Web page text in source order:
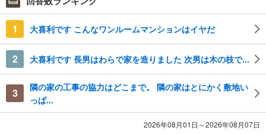
1 大喜利です こんなワンルームマンションはイヤだ
2 大喜利です 長男はわらで家を造りました 次男は木の枝で...
3
隣の家の工事の協力はどこまで。 隣の家はとにかく敷地い
っぱ...
2026年08月01日～2026年08月07日